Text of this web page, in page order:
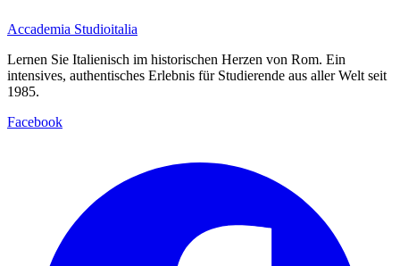
Accademia Studioitalia
Lernen Sie Italienisch im historischen Herzen von Rom. Ein
intensives, authentisches Erlebnis für Studierende aus aller Welt seit
1985.
Facebook